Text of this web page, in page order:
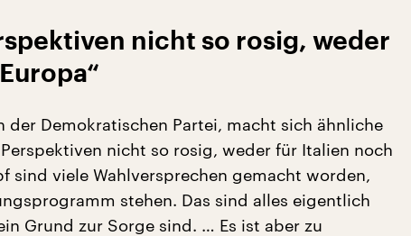
nicht so rosig, weder
der Demokratischen Partei, macht sich ähnliche
nicht so rosig, weder für Italien noch
sind viele Wahlversprechen gemacht worden,
stehen. Das sind alles eigentlich
Grund zur Sorge sind. … Es ist aber zu